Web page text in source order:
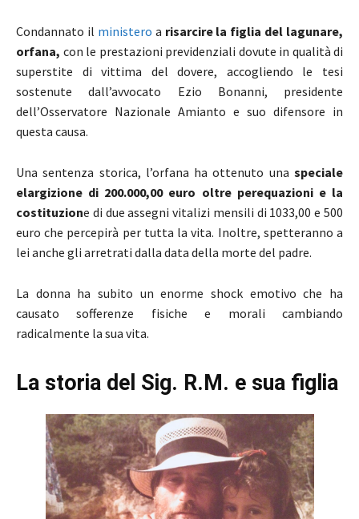
Condannato il ministero a risarcire la figlia del lagunare,
orfana, con le prestazioni previdenziali dovute in qualità di
superstite di vittima del dovere, accogliendo le tesi
sostenute dall’avvocato Ezio Bonanni, presidente
dell’Osservatore Nazionale Amianto e suo difensore in
questa causa.
Una sentenza storica, l’orfana ha ottenuto una speciale
elargizione di 200.000,00 euro oltre perequazioni e la
costituzione di due assegni vitalizi mensili di 1033,00 e 500
euro che percepirà per tutta la vita. Inoltre, spetteranno a
lei anche gli arretrati dalla data della morte del padre.
La donna ha subito un enorme shock emotivo che ha
causato sofferenze fisiche e morali cambiando
radicalmente la sua vita.
La storia del Sig. R.M. e sua figlia